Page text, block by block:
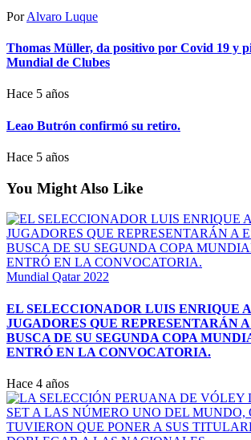
Por Alvaro Luque
Thomas Müller, da positivo por Covid 19 y
Mundial de Clubes
Hace 5 años
Leao Butrón confirmó su retiro.
Hace 5 años
You Might Also Like
Mundial Qatar 2022
EL SELECCIONADOR LUIS ENRIQUE
JUGADORES QUE REPRESENTARÁN
BUSCA DE SU SEGUNDA COPA
ENTRÓ EN LA CONVOCATORIA.
Hace 4 años